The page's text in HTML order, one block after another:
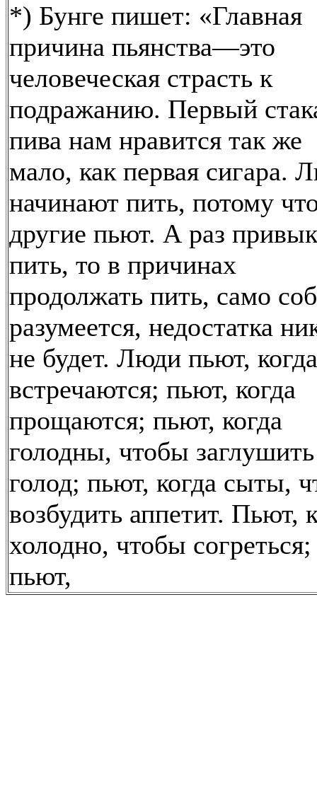
*) Бунге пишет: «Главная
причина пьянства—это
человеческая страсть к
подражанию. Первый
пива нам нравится так же
мало, как первая сигара.
начинают пить, потому
другие пьют. А раз привык
пить, то в причинах
продолжать пить, само
разумеется, недостатка
не будет. Люди пьют, когда
встречаются; пьют, когда
прощаются; пьют, когда
голодны, чтобы заглушить
голод; пьют, когда сыты,
возбудить аппетит. Пьют,
холодно, чтобы согреться;
пьют,